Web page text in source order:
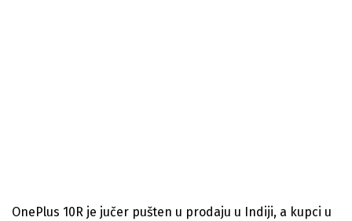
OnePlus 10R je jučer pušten u prodaju u Indiji, a kupci u